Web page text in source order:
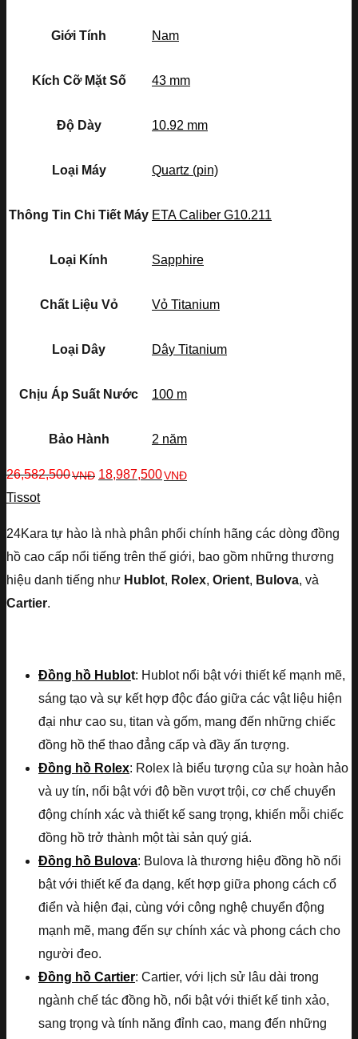
Giới Tính Nam
Kích Cỡ Mặt Số 43 mm
Độ Dày 10.92 mm
Loại Máy Quartz (pin)
Thông Tin Chi Tiết Máy ETA Caliber G10.211
Loại Kính Sapphire
Chất Liệu Vỏ Vỏ Titanium
Loại Dây Dây Titanium
Chịu Áp Suất Nước 100 m
Bảo Hành 2 năm
26,582,500VNĐ 18,987,500VNĐ
Tissot
24Kara tự hào là nhà phân phối chính hãng các dòng đồng
hồ cao cấp nổi tiếng trên thế giới, bao gồm những thương
hiệu danh tiếng như Hublot, Rolex, Orient, Bulova, và
Cartier.
Đồng hồ Hublot: Hublot nổi bật với thiết kế mạnh mẽ,
sáng tạo và sự kết hợp độc đáo giữa các vật liệu hiện
đại như cao su, titan và gốm, mang đến những chiếc
đồng hồ thể thao đẳng cấp và đầy ấn tượng.
Đồng hồ Rolex: Rolex là biểu tượng của sự hoàn hảo
và uy tín, nổi bật với độ bền vượt trội, cơ chế chuyển
động chính xác và thiết kế sang trọng, khiến mỗi chiếc
đồng hồ trở thành một tài sản quý giá.
Đồng hồ Bulova: Bulova là thương hiệu đồng hồ nổi
bật với thiết kế đa dạng, kết hợp giữa phong cách cổ
điển và hiện đại, cùng với công nghệ chuyển động
mạnh mẽ, mang đến sự chính xác và phong cách cho
người đeo.
Đồng hồ Cartier: Cartier, với lịch sử lâu dài trong
ngành chế tác đồng hồ, nổi bật với thiết kế tinh xảo,
sang trọng và tính năng đỉnh cao, mang đến những